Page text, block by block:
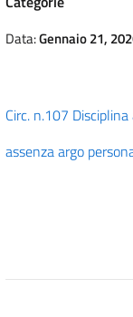
Data:Gennaio 21,
Circ. n.107
assenza argo